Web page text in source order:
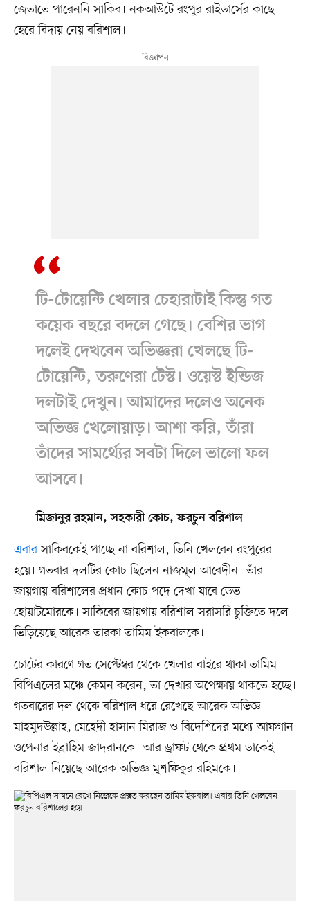
জেতাতে পারেননি সাকিব। নকআউটে রংপুর রাইডার্সের কাছে
হেরে বিদায় নেয় বরিশাল।
টি-টোয়েন্টি খেলার চেহারাটাই কিন্তু গত
কয়েক বছরে বদলে গেছে। বেশির ভাগ
দলেই দেখবেন অভিজ্ঞরা খেলছে টি-
টোয়েন্টি, তরুণেরা টেস্ট। ওয়েস্ট ইন্ডিজ
দলটাই দেখুন। আমাদের দলেও অনেক
অভিজ্ঞ খেলোয়াড়। আশা করি, তাঁরা
তাঁদের সামর্থ্যের সবটা দিলে ভালো ফল
আসবে।
মিজানুর রহমান, সহকারী কোচ, ফরচুন বরিশাল
এবারসাকিবকেই পাচ্ছে না বরিশাল, তিনি খেলবেন রংপুরের
হয়ে। গতবার দলটির কোচ ছিলেন নাজমূল আবেদীন। তাঁর
জায়গায় বরিশালের প্রধান কোচ পদে দেখা যাবে ডেভ
হোয়াটমোরকে। সাকিবের জায়গায় বরিশাল সরাসরি চুক্তিতে দলে
ভিড়িয়েছে আরেক তারকা তামিম ইকবালকে।
চোটের কারণে গত সেপ্টেম্বর থেকে খেলার বাইরে থাকা তামিম
বিপিএলের মঞ্চে কেমন করেন, তা দেখার অপেক্ষায় থাকতে হচ্ছে।
গতবারের দল থেকে বরিশাল ধরে রেখেছে আরেক অভিজ্ঞ
মাহমুদউল্লাহ, মেহেদী হাসান মিরাজ ও বিদেশিদের মধ্যে আফগান
ওপেনার ইব্রাহিম জাদরানকে। আর ড্রাফট থেকে প্রথম ডাকেই
বরিশাল নিয়েছে আরেক অভিজ্ঞ মুশফিকুর রহিমকে।